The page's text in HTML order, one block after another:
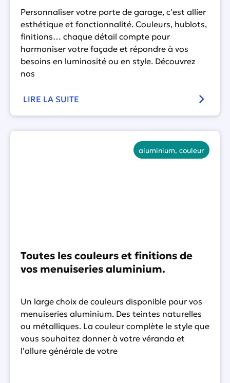
Personnaliser votre porte de garage, c’est allier
esthétique et fonctionnalité. Couleurs, hublots,
finitions… chaque détail compte pour
harmoniser votre façade et répondre à vos
besoins en luminosité ou en style. Découvrez
nos
LIRE LA SUITE
aluminium, couleur
Toutes les couleurs et finitions de
vos menuiseries aluminium.
Un large choix de couleurs disponible pour vos
menuiseries aluminium. Des teintes naturelles
ou métalliques. La couleur complète le style que
vous souhaitez donner à votre véranda et
l'allure générale de votre